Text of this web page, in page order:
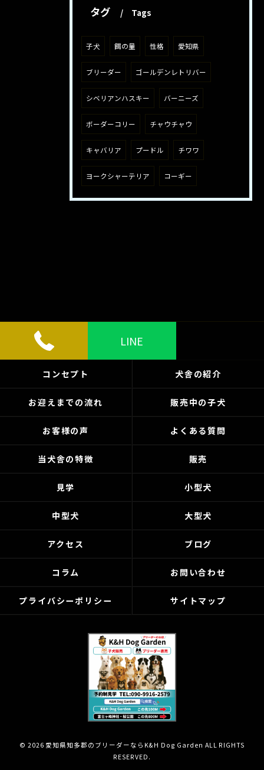
タグ Tags
子犬 餌の量 性格 愛知県
ブリーダー ゴールデンレトリバー
シベリアンハスキー バーニーズ
ボーダーコリー チャウチャウ
キャバリア プードル チワワ
ヨークシャーテリア コーギー
LINE
コンセプト 犬舎の紹介
お迎えまでの流れ 販売中の子犬
お客様の声 よくある質問
当犬舎の特徴 販売
見学 小型犬
中型犬 大型犬
アクセス ブログ
コラム お問い合わせ
プライバシーポリシー サイトマップ
© 2026 愛知県知多郡のブリーダーならK&H Dog Garden ALL RIGHTS
RESERVED.